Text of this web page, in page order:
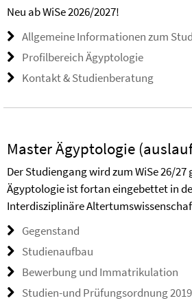
Neu ab WiSe 2026/2027!
Allgemeine Informationen zum
Profilbereich Ägyptologie
Kontakt & Studienberatung
Master Ägyptologie
Der Studiengang wird zum WiSe 26/27
Ägyptologie ist fortan eingebettet in
Interdisziplinäre
Gegenstand
Studienaufbau
Bewerbung und Immatrikulation
Studien-und Prüfungsordnung 2019